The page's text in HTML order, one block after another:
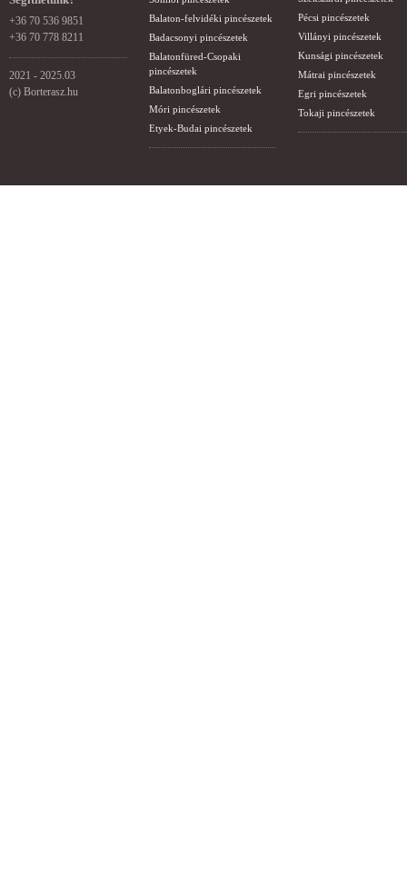
+36 70 536 9851
+36 70 778 8211
2021 - 2025.03
(c) Borterasz.hu
Balaton-felvidéki pincészetek
Badacsonyi pincészetek
Balatonfüred-Csopaki
pincészetek
Balatonboglári pincészetek
Móri pincészetek
Etyek-Budai pincészetek
Pécsi pincészetek
Villányi pincészetek
Kunsági pincészetek
Mátrai pincészetek
Egri pincészetek
Tokaji pincészetek